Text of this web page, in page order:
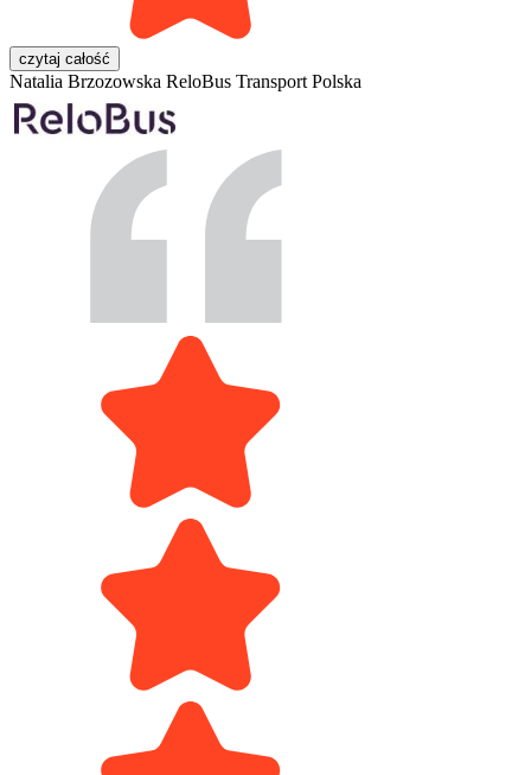
czytaj całość
Natalia Brzozowska ReloBus Transport Polska